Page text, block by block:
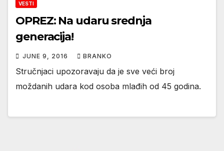
VESTI
OPREZ: Na udaru srednja
generacija!
JUNE 9, 2016 BRANKO
Stručnjaci upozoravaju da je sve veći broj
moždanih udara kod osoba mlađih od 45 godina.